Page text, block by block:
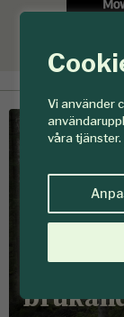
Vi använder
våra tjänster.
Föreningen
I 140